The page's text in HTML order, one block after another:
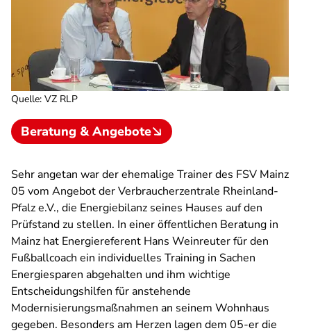
Quelle: VZ RLP
Beratung & Angebote
Sehr angetan war der ehemalige Trainer des FSV Mainz
05 vom Angebot der Verbraucherzentrale Rheinland-
Pfalz e.V., die Energiebilanz seines Hauses auf den
Prüfstand zu stellen. In einer öffentlichen Beratung in
Mainz hat Energiereferent Hans Weinreuter für den
Fußballcoach ein individuelles Training in Sachen
Energiesparen abgehalten und ihm wichtige
Entscheidungshilfen für anstehende
Modernisierungsmaßnahmen an seinem Wohnhaus
gegeben. Besonders am Herzen lagen dem 05-er die